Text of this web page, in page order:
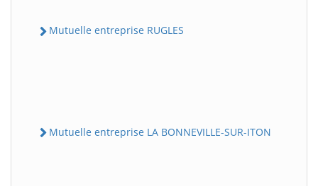
Mutuelle entreprise RUGLES
Mutuelle entreprise LA BONNEVILLE-SUR-ITON